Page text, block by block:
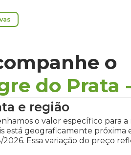
o
do Prata -
e região
o valor específico para
está geograficamente próxima
Essa variação do preço